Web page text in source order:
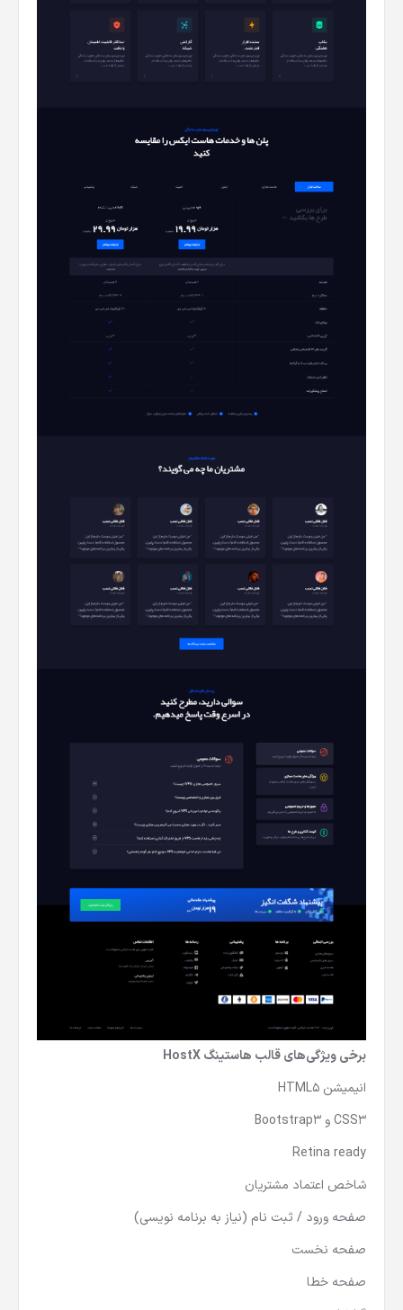
برخی ویژگی‌های قالب هاستینگ HostX
انيميشن HTML۵
CSS۳ و Bootstrap۳
Retina ready
شاخص اعتماد مشتريان
صفحه ورود / ثبت نام (نياز به برنامه نويسی)
صفحه نخست
صفحه خطا